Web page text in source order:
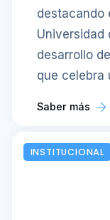
destacando
Universidad
desarrollo
que celebra
Saber más
INSTITUCIONAL